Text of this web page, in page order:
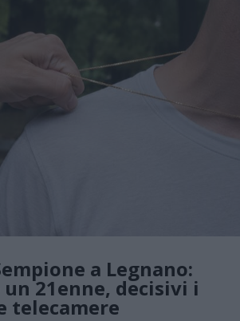
a Legnano:
21enne, decisivi i
telecamere